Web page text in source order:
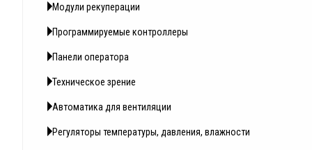
Модули рекуперации
Программируемые контроллеры
Панели оператора
Техническое зрение
Автоматика для вентиляции
Регуляторы температуры, давления, влажности